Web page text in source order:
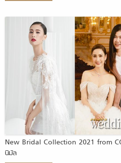
New Bridal Collection 2021 from
นิมัล